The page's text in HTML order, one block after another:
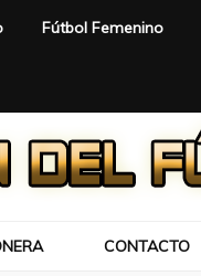
Fútbol Femenino
CONTACTO